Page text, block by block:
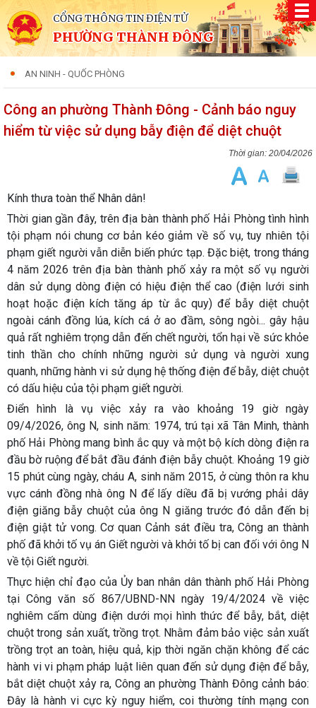
CỔNG THÔNG TIN ĐIỆN TỬ
PHƯỜNG THÀNH ĐÔNG
AN NINH - QUỐC PHÒNG
Công an phường Thành Đông - Cảnh báo nguy
hiểm từ việc sử dụng bẫy điện để diệt chuột
20/04/2026
Kính thưa toàn thể Nhân dân!
Thời gian gần đây, trên địa bàn thành phố Hải Phòng tình hình
tội phạm nói chung cơ bản kéo giảm về số vụ, tuy nhiên tội
phạm giết người vẫn diễn biến phức tạp. Đặc biệt, trong tháng
4 năm 2026 trên địa bàn thành phố xảy ra một số vụ người
dân sử dụng dòng điện có hiệu điện thể cao (điện lưới sinh
hoạt hoặc điện kích tăng áp từ ắc quy) để bẫy diệt chuột
ngoài cánh đồng lúa, kích cá ở ao đầm, sông ngòi... gây hậu
quả rất nghiêm trọng dẫn đến chết người, tổn hại về sức khỏe
tinh thần cho chính những người sử dụng và người xung
quanh, những hành vi sử dụng hệ thống điện để bẫy, diệt chuột
có dấu hiệu của tội phạm giết người.
Điển hình là vụ việc xảy ra vào khoảng 19 giờ ngày
09/4/2026, ông N, sinh năm: 1974, trú tại xã Tân Minh, thành
phố Hải Phòng mang bình ắc quy và một bộ kích dòng điện ra
đầu bờ ruộng để bắt đầu đánh điện bẫy chuột. Khoảng 19 giờ
15 phút cùng ngày, cháu A, sinh năm 2015, ở cùng thôn ra khu
vực cánh đồng nhà ông N để lấy diều đã bị vướng phải dây
điện giăng bẫy chuột của ông N giăng trước đó dẫn đến bị
điện giật tử vong. Cơ quan Cảnh sát điều tra, Công an thành
phố đã khởi tố vụ án Giết người và khởi tố bị can đối với ông N
về tội Giết người.
Thực hiện chỉ đạo của Ủy ban nhân dân thành phố Hải Phòng
tại Công văn số 867/UBND-NN ngày 19/4/2024 về việc
nghiêm cấm dùng điện dưới mọi hình thức để bẫy, bắt, diệt
chuột trong sản xuất, trồng trọt. Nhằm đảm bảo việc sản xuất
trồng trọt an toàn, hiệu quả, kịp thời ngăn chặn không để các
hành vi vi phạm pháp luật liên quan đến sử dụng điện để bẫy,
bắt diệt chuột xảy ra, Công an phường Thành Đông cảnh báo:
Đây là hành vi cực kỳ nguy hiểm, coi thường tính mạng con